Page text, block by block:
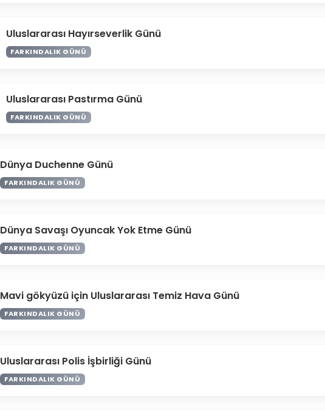
Uluslararası Hayırseverlik Günü
FARKINDALIK GÜNÜ
Uluslararası Pastırma Günü
FARKINDALIK GÜNÜ
Dünya Duchenne Günü
FARKINDALIK GÜNÜ
Dünya Savaşı Oyuncak Yok Etme Günü
FARKINDALIK GÜNÜ
Mavi gökyüzü için Uluslararası Temiz Hava Günü
FARKINDALIK GÜNÜ
Uluslararası Polis İşbirliği Günü
FARKINDALIK GÜNÜ